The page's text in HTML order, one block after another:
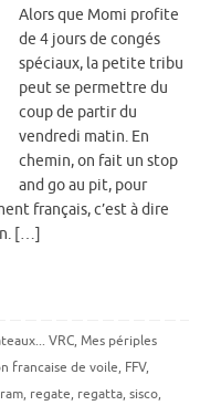
Alors que Momi profite
de 4 jours de congés
spéciaux, la petite tribu
peut se permettre du
coup de partir du
vendredi matin. En
chemin, on fait un stop
and go au pit, pour
français, c’est à dire
[…]
VRC, Mes périples
francaise de voile, FFV,
, regate, regatta, sisco,